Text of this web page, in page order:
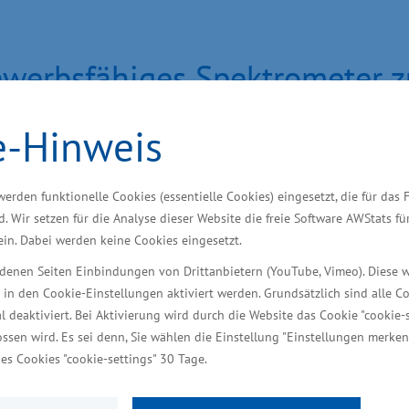
Hinweis
funktionelle Cookies (essentielle Cookies) eingesetzt, die für das
Wir setzen für die Analyse dieser Website die freie Software AWStats
Dabei werden keine Cookies eingesetzt.
Seiten Einbindungen von Drittanbietern (YouTube, Vimeo). Diese
in den Cookie-Einstellungen aktiviert werden. Grundsätzlich sind alle
Bei Aktivierung wird durch die Website das Cookie "cookie-
wird. Es sei denn, Sie wählen die Einstellung "Einstellungen
Cookies "cookie-settings" 30 Tage.
Spektrometer
Freitag (09.02.) in Schwerin bei der Photonion
eines High-Performance Aerosol -
in dem Projekt ist die Universität
Chemie. „Die Photonion GmbH wurde 2009
am Standort. Gemeinsam mit der
gezielt nachweisen zu können. Ziel ist, aus
Infrastruktur, Tourismus und Arbeit Reinhard
Analyse und gezielte Reduzierung von
Um umweltschädliche Stoffe gezielt